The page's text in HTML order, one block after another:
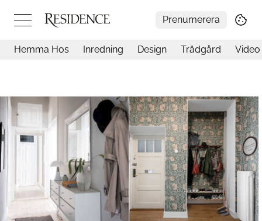
Prenumerera
Design
Trädgård
Video
Inredning
Mat & Dryck
Influencers
Mer
Hemma Hos Inredning Design Trädgård Video